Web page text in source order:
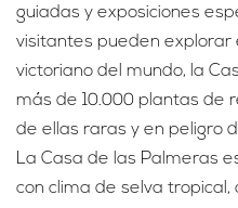
guiadas y exposiciones
visitantes pueden explorar
victoriano del mundo, la
más de 10.000 plantas de
de ellas raras y en peligro
La Casa de las Palmeras
con clima de selva